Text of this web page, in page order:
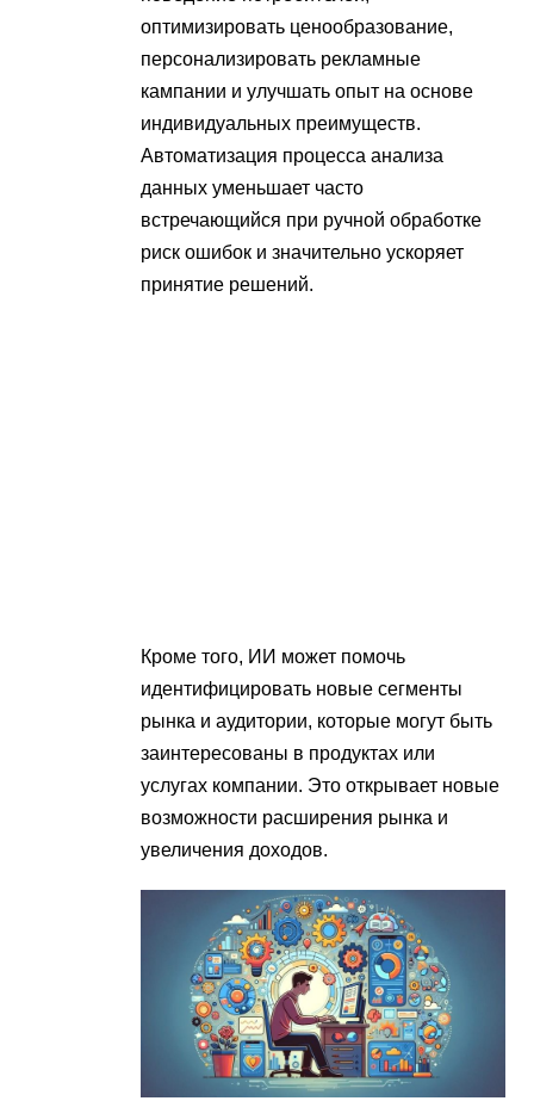
оптимизировать ценообразование,
персонализировать рекламные
кампании и улучшать опыт на основе
индивидуальных преимуществ.
Автоматизация процесса анализа
данных уменьшает часто
встречающийся при ручной обработке
риск ошибок и значительно ускоряет
принятие решений.
Кроме того, ИИ может помочь
идентифицировать новые сегменты
рынка и аудитории, которые могут быть
заинтересованы в продуктах или
услугах компании. Это открывает новые
возможности расширения рынка и
увеличения доходов.